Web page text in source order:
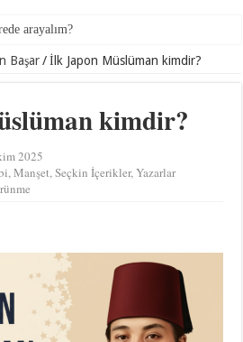
vebali kimin?
Başar / İlk Japon Müslüman kimdir?
kimdir?
2025
,Manşet,Seçkin İçerikler,Yazarlar